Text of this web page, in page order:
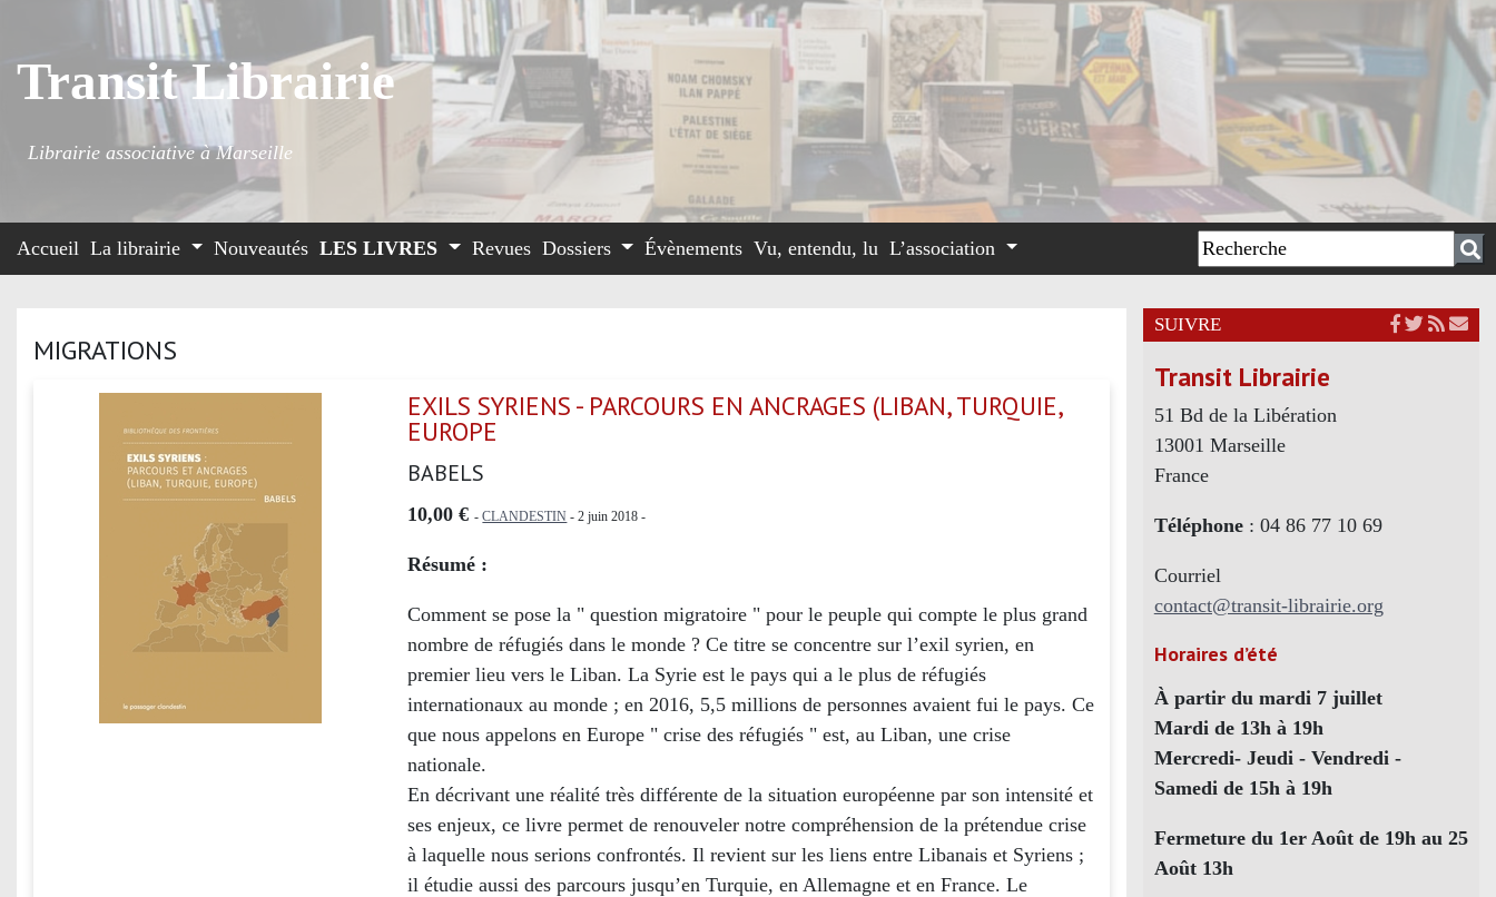
Transit Librairie
Librairie associative à Marseille
Accueil La librairie Nouveautés LES LIVRES Revues Dossiers Évènements Vu, entendu, lu L’association
MIGRATIONS
EXILS SYRIENS - PARCOURS EN ANCRAGES (LIBAN, TURQUIE,
EUROPE
BABELS
10,00 € -CLANDESTIN - 2 juin 2018 -
Résumé :
Comment se pose la " question migratoire " pour le peuple qui compte le plus grand
nombre de réfugiés dans le monde ? Ce titre se concentre sur l’exil syrien, en
premier lieu vers le Liban. La Syrie est le pays qui a le plus de réfugiés
internationaux au monde ; en 2016, 5,5 millions de personnes avaient fui le pays. Ce
que nous appelons en Europe " crise des réfugiés " est, au Liban, une crise
nationale.
En décrivant une réalité très différente de la situation européenne par son intensité et
ses enjeux, ce livre permet de renouveler notre compréhension de la prétendue crise
à laquelle nous serions confrontés. Il revient sur les liens entre Libanais et Syriens ;
il étudie aussi des parcours jusqu’en Turquie, en Allemagne et en France. Le
SUIVRE
Transit Librairie
51 Bd de la Libération
13001 Marseille
France
Téléphone: 04 86 77 10 69
Courriel
contact@transit-librairie.org
Horaires d’été
À partir du mardi 7 juillet
Mardi de 13h à 19h
Mercredi- Jeudi - Vendredi -
Samedi de 15h à 19h
Fermeture du 1er Août de 19h au 25
Août 13h